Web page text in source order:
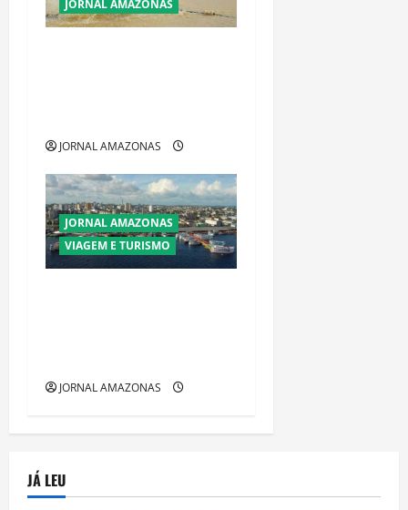
JORNAL AMAZONAS
JORNAL AMAZONAS
JORNAL AMAZONAS
VIAGEM E TURISMO
JORNAL AMAZONAS
JÁ LEU